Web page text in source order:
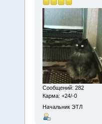
Сообщений: 282
Карма: +24/-0
Начальник ЭТЛ